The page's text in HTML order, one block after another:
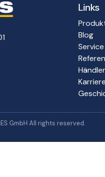
Links
Blog
Service
Händler
Karriere
GmbH All rights reserved.